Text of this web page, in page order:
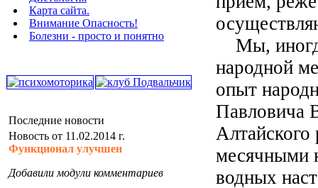
Карта сайта.
Внимание Опасность!
Болезни - просто и понятно
Последние новости
Новость от 11.02.2014 г.
Функционал улучшен
Добавили модули комментариев
Мы,
народной
опыт
Павловича
месячными
водных